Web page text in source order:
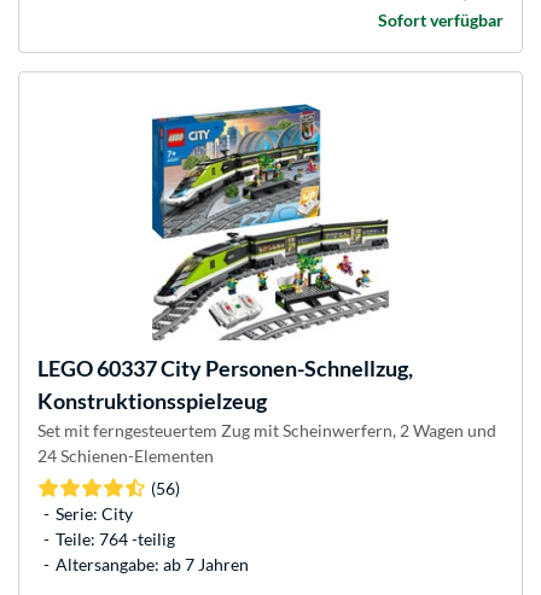
Sofort verfügbar
LEGO60337 City Personen-Schnellzug,
Konstruktionsspielzeug
Set mit ferngesteuertem Zug mit Scheinwerfern, 2 Wagen und
24 Schienen-Elementen
(56)
Serie: City
Teile: 764 -teilig
Altersangabe: ab 7 Jahren